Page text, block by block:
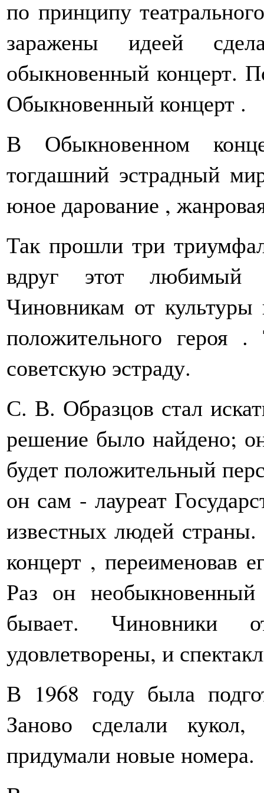
по принципу
заражены идеей
обыкновенный концерт.
Обыкновенный концерт .
В Обыкновенном
тогдашний эстрадный
юное дарование ,
Так прошли три
вдруг этот любимый
Чиновникам от
положительного героя
советскую эстраду.
С. В. Образцов стал
решение было найдено;
будет положительный
он сам - лауреат
известных людей
концерт , переименовав
Раз он
бывает. Чиновники
удовлетворены, и
В 1968 году была
Заново сделали кукол,
придумали новые номера.